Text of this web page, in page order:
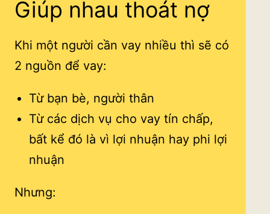
Giúp nhau thoát nợ
Khi một người cần vay nhiều thì sẽ có
2 nguồn để vay:
Từ bạn bè, người thân
Từ các dịch vụ cho vay tín chấp,
bất kể đó là vì lợi nhuận hay phi lợi
nhuận
Nhưng: